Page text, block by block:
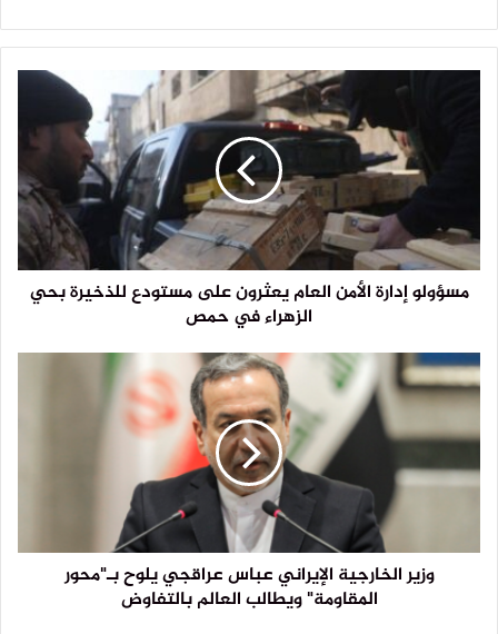
مسؤولو إدارة الأمن العام يعثرون على مستودع للذخيرة بحي
الزهراء في حمص
وزير الخارجية الإيراني عباس عراقجي يلوح بـ"محور
المقاومة" ويطالب العالم بالتفاوض